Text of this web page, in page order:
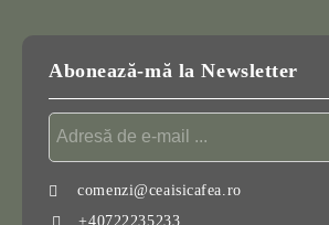
Abonează-mă la Newsletter
comenzi@ceaisicafea.ro
+40722235233